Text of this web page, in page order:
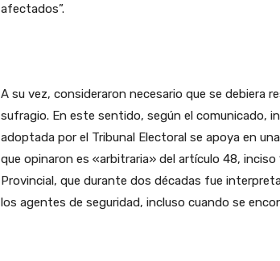
afectados”.
A su vez, consideraron necesario que se debiera
sufragio. En este sentido, según el comunicado,
adoptada por el Tribunal Electoral se apoya en
que opinaron es «arbitraria» del artículo 48,
Provincial, que durante dos décadas fue
los agentes de seguridad, incluso cuando se